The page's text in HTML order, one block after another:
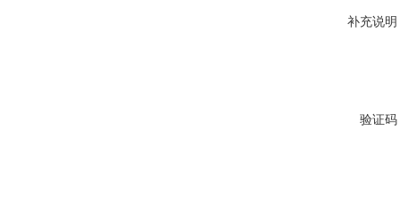
补充说明
验证码